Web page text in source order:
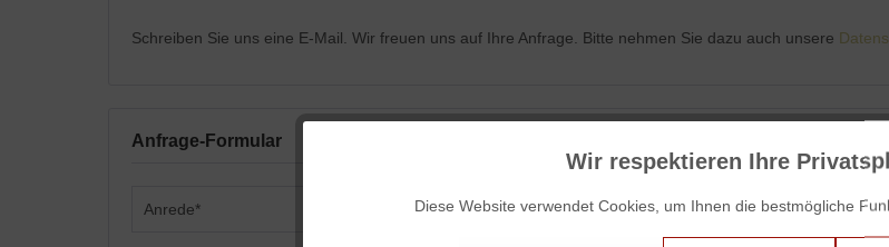
Schreiben Sie uns eine E-Mail. Wir freuen uns auf Ihre Anfrage. Bitte nehmen Sie dazu auch unsere
Anfrage-Formular
Wir respektieren Ihre
Diese Website verwendet Cookies, um Ihnen die bestmögliche